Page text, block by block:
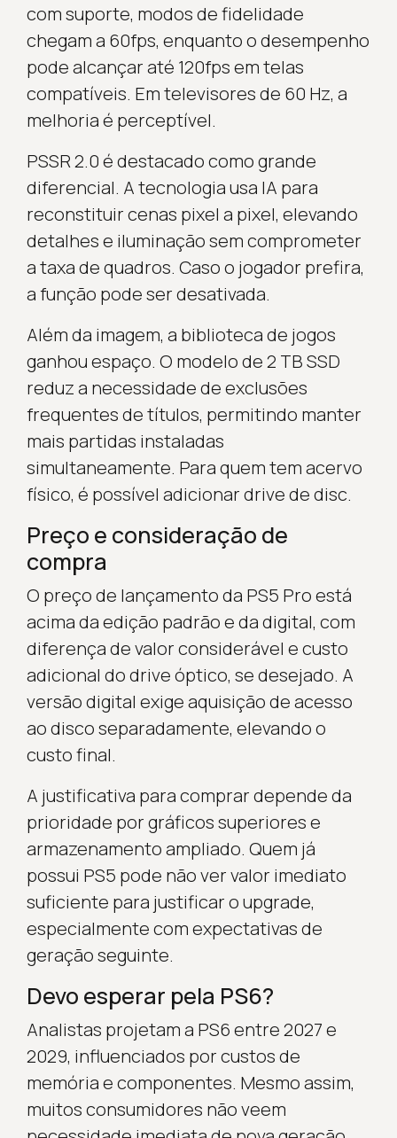
com suporte, modos de fidelidade
chegam a 60fps, enquanto o desempenho
pode alcançar até 120fps em telas
compatíveis. Em televisores de 60 Hz, a
melhoria é perceptível.
PSSR 2.0 é destacado como grande
diferencial. A tecnologia usa IA para
reconstituir cenas pixel a pixel, elevando
detalhes e iluminação sem comprometer
a taxa de quadros. Caso o jogador prefira,
a função pode ser desativada.
Além da imagem, a biblioteca de jogos
ganhou espaço. O modelo de 2 TB SSD
reduz a necessidade de exclusões
frequentes de títulos, permitindo manter
mais partidas instaladas
simultaneamente. Para quem tem acervo
físico, é possível adicionar drive de disc.
Preço e consideração de
compra
O preço de lançamento da PS5 Pro está
acima da edição padrão e da digital, com
diferença de valor considerável e custo
adicional do drive óptico, se desejado. A
versão digital exige aquisição de acesso
ao disco separadamente, elevando o
custo final.
A justificativa para comprar depende da
prioridade por gráficos superiores e
armazenamento ampliado. Quem já
possui PS5 pode não ver valor imediato
suficiente para justificar o upgrade,
especialmente com expectativas de
geração seguinte.
Devo esperar pela PS6?
Analistas projetam a PS6 entre 2027 e
2029, influenciados por custos de
memória e componentes. Mesmo assim,
muitos consumidores não veem